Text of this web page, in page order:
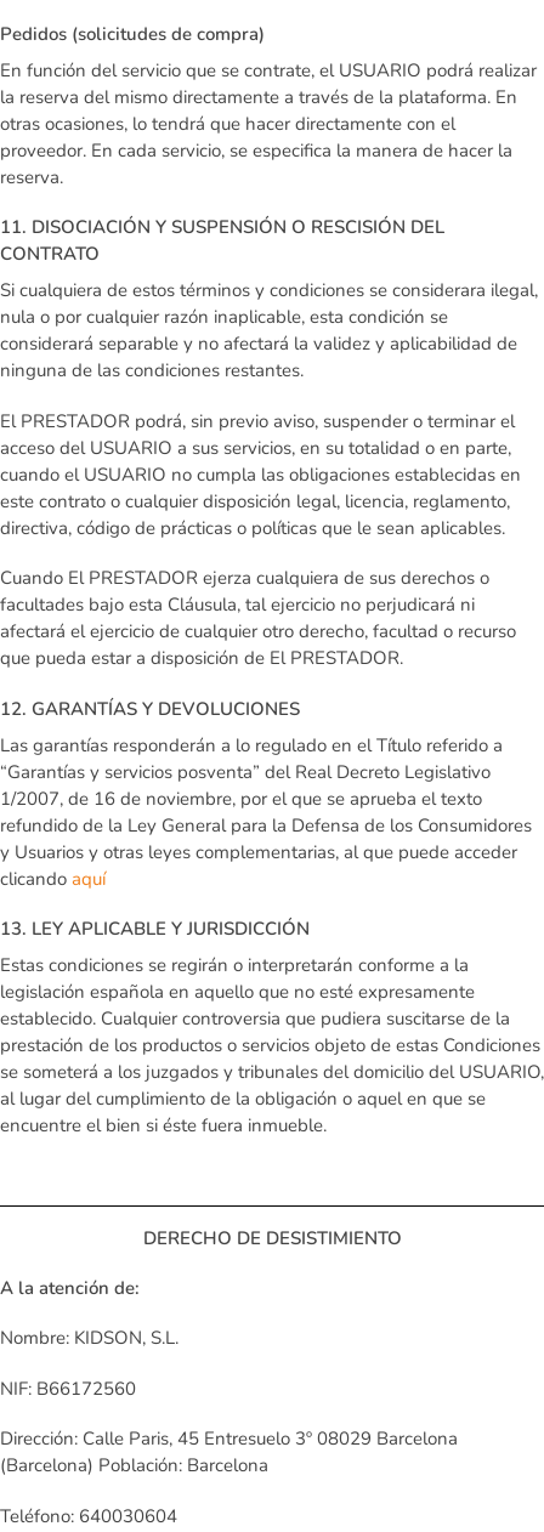
Pedidos (solicitudes de compra)
En función del servicio que se contrate, el USUARIO podrá realizar
la reserva del mismo directamente a través de la plataforma. En
otras ocasiones, lo tendrá que hacer directamente con el
proveedor. En cada servicio, se especifica la manera de hacer la
reserva.
11. DISOCIACIÓN Y SUSPENSIÓN O RESCISIÓN DEL
CONTRATO
Si cualquiera de estos términos y condiciones se considerara ilegal,
nula o por cualquier razón inaplicable, esta condición se
considerará separable y no afectará la validez y aplicabilidad de
ninguna de las condiciones restantes.
El PRESTADOR podrá, sin previo aviso, suspender o terminar el
acceso del USUARIO a sus servicios, en su totalidad o en parte,
cuando el USUARIO no cumpla las obligaciones establecidas en
este contrato o cualquier disposición legal, licencia, reglamento,
directiva, código de prácticas o políticas que le sean aplicables.
Cuando El PRESTADOR ejerza cualquiera de sus derechos o
facultades bajo esta Cláusula, tal ejercicio no perjudicará ni
afectará el ejercicio de cualquier otro derecho, facultad o recurso
que pueda estar a disposición de El PRESTADOR.
12. GARANTÍAS Y DEVOLUCIONES
Las garantías responderán a lo regulado en el Título referido a
“Garantías y servicios posventa” del Real Decreto Legislativo
1/2007, de 16 de noviembre, por el que se aprueba el texto
refundido de la Ley General para la Defensa de los Consumidores
y Usuarios y otras leyes complementarias, al que puede acceder
clicando aquí
13. LEY APLICABLE Y JURISDICCIÓN
Estas condiciones se regirán o interpretarán conforme a la
legislación española en aquello que no esté expresamente
establecido. Cualquier controversia que pudiera suscitarse de la
prestación de los productos o servicios objeto de estas Condiciones
se someterá a los juzgados y tribunales del domicilio del USUARIO,
al lugar del cumplimiento de la obligación o aquel en que se
encuentre el bien si éste fuera inmueble.
DERECHO DE DESISTIMIENTO
A la atención de:
Nombre: KIDSON, S.L.
NIF: B66172560
Dirección: Calle Paris, 45 Entresuelo 3º 08029 Barcelona
(Barcelona) Población: Barcelona
Teléfono: 640030604